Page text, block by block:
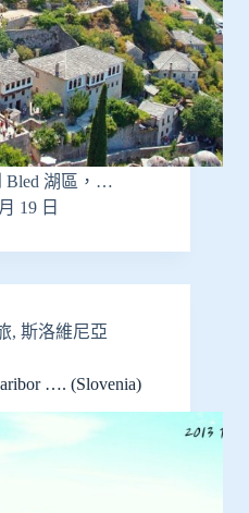
Bled 湖區，…
19 日
, 斯洛維尼亞
…. (Slovenia)